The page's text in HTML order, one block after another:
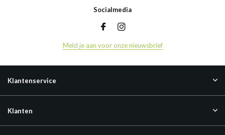
Socialmedia
Meld je aan voor onze nieuwsbrief
Klantenservice
Klanten